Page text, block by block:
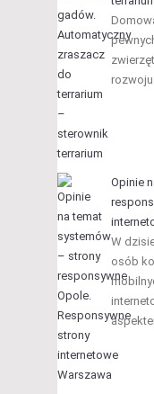
Opinie
W
osób